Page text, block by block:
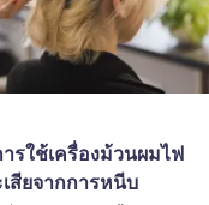
รใช้เครื่องม้วนผมไฟ
สียจากการหนีบ